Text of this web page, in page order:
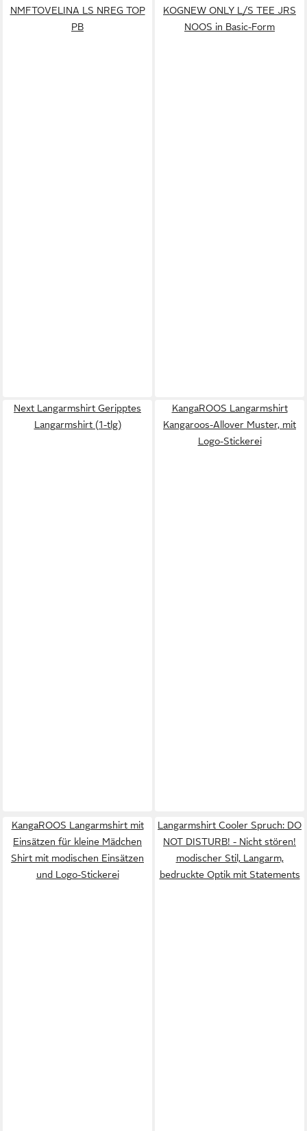
NMFTOVELINA LS NREG TOP
PB
KOGNEW ONLY L/S TEE JRS
NOOS in Basic-Form
Next Langarmshirt Geripptes
Langarmshirt (1-tlg)
KangaROOS Langarmshirt
Kangaroos-Allover Muster, mit
Logo-Stickerei
KangaROOS Langarmshirt mit
Einsätzen für kleine Mädchen
Shirt mit modischen Einsätzen
und Logo-Stickerei
Langarmshirt Cooler Spruch: DO
NOT DISTURB! - Nicht stören!
modischer Stil, Langarm,
bedruckte Optik mit Statements